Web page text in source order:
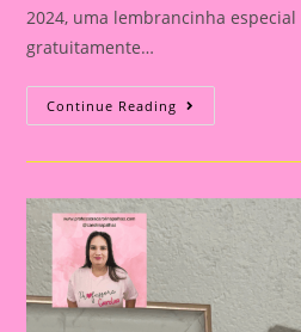
2024, uma lembrancinha
gratuitamente…
Continue Reading Calendário
De
2024
Às
Aulas:
A
Lembrancinha
Perfeita!